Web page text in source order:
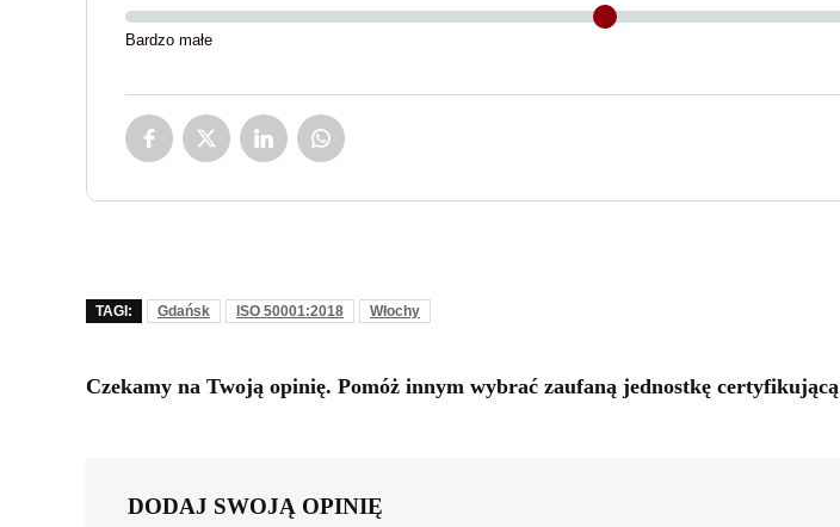
Bardzo małe
TAGI: Gdańsk ISO 50001:2018 Włochy
Czekamy na Twoją opinię. Pomóż innym wybrać zaufaną jednostkę certyfikującą
DODAJ SWOJĄ OPINIĘ